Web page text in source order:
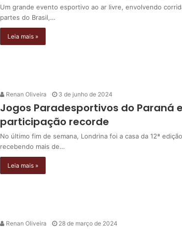
Um grande evento esportivo ao ar livre, envolvendo
partes do Brasil,…
Leia mais »
Renan Oliveira 3 de junho de 2024
Jogos Paradesportivos do Paraná
participação recorde
No último fim de semana, Londrina foi a casa da 12ª
recebendo mais de…
Leia mais »
Renan Oliveira 28 de março de 2024